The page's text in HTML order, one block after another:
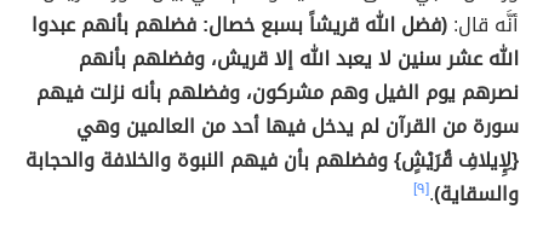
أنَّه قال:(فضل الله قريشاً بسبع خصال: فضلهم بأنهم عبدوا
الله عشر سنين لا يعبد الله إلا قريش، وفضلهم بأنهم
نصرهم يوم الفيل وهم مشركون، وفضلهم بأنه نزلت فيهم
سورة من القرآن لم يدخل فيها أحد من العالمين وهي
{لِإِيلافِ قُرَيْشٍ} وفضلهم بأن فيهم النبوة والخلافة والحجابة
والسقاية).[٩]